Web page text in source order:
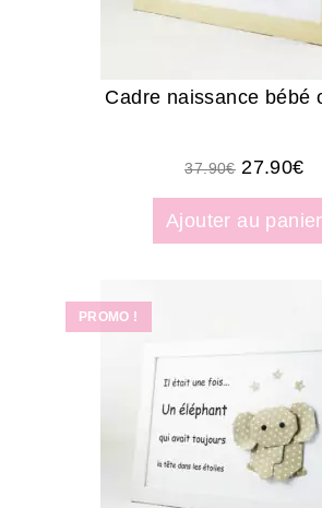
Cadre naissance bébé
37.90€ 27.90€
Ajouter au panier
PROMO !